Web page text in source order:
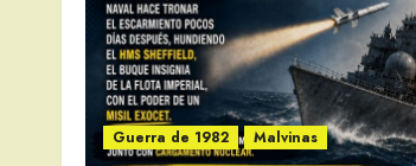
Guerra de 1982 Malvinas